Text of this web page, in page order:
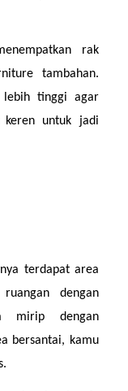
rak
tambahan.
lebih tinggi agar
keren untuk jadi
terdapat area
dengan
mirip dengan
bersantai, kamu